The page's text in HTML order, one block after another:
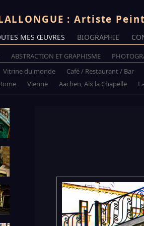
: Artiste
MES ŒUVRES BIOGRAPHIE
ABSTRACTION ET GRAPHISME
Vitrine du monde
Café / Restaurant / Bar
Vienne Aachen, Aix la Chapelle